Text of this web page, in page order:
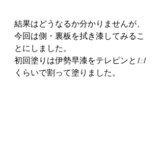
結果はどうなるか分かりませんが、
今回は側・裏板を拭き漆してみるこ
とにしました。
初回塗りは伊勢早漆をテレピンと1:1
くらいで割って塗りました。